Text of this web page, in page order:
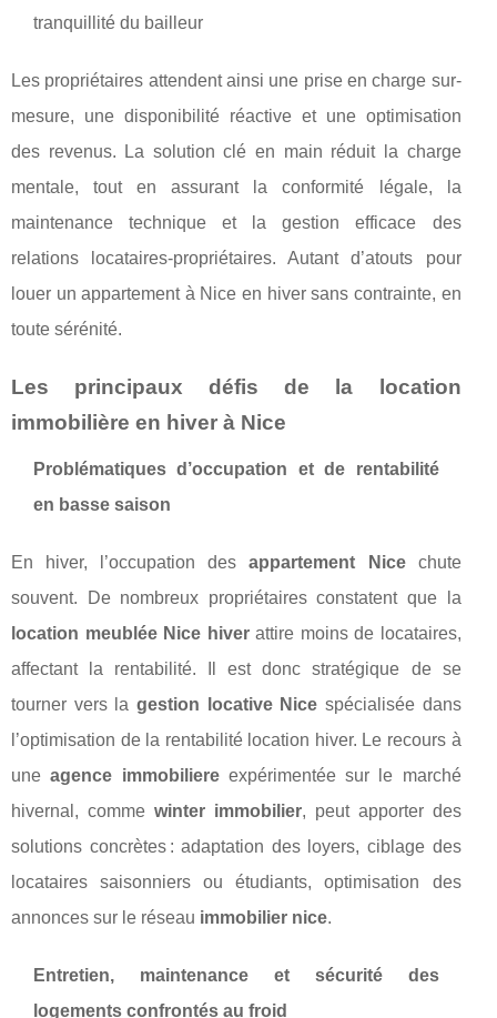
tranquillité du bailleur
Les propriétaires attendent ainsi une prise en charge sur-
mesure, une disponibilité réactive et une optimisation
des revenus. La solution clé en main réduit la charge
mentale, tout en assurant la conformité légale, la
maintenance technique et la gestion efficace des
relations locataires-propriétaires. Autant d’atouts pour
louer un appartement à Nice en hiver sans contrainte, en
toute sérénité.
Les principaux défis de la location
immobilière en hiver à Nice
Problématiques d’occupation et de rentabilité
en basse saison
En hiver, l’occupation desappartement Nicechute
souvent. De nombreux propriétaires constatent que la
location meublée Nice hiverattire moins de locataires,
affectant la rentabilité. Il est donc stratégique de se
tourner vers la gestion locative Nice spécialisée dans
l’optimisation de la rentabilité location hiver. Le recours à
uneagence immobiliereexpérimentée sur le marché
hivernal, comme winter immobilier, peut apporter des
solutions concrètes : adaptation des loyers, ciblage des
locataires saisonniers ou étudiants, optimisation des
annonces sur le réseau immobilier nice.
Entretien, maintenance et sécurité des
logements confrontés au froid